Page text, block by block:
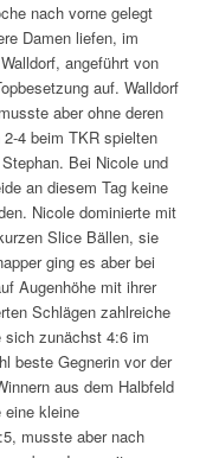
nach vorne gelegt
Damen liefen, im
angeführt von
auf. Walldorf
aber ohne deren
4 beim TKR spielten
Bei Nicole und
an diesem Tag keine
Nicole dominierte mit
Slice Bällen, sie
ging es aber bei
Augenhöhe mit ihrer
Schlägen zahlreiche
sich zunächst 4:6 im
beste Gegnerin vor der
aus dem Halbfeld
kleine
musste aber nach